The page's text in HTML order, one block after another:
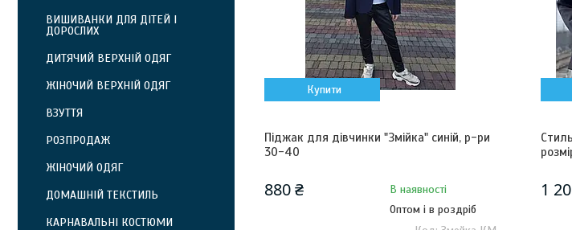
Купити
Піджак для дівчинки "Змійка" синій, р-ри
30-40
880 ₴
В наявності
Оптом і в роздріб
1
ВИШИВАНКИ ДЛЯ ДІТЕЙ І
ДОРОСЛИХ
ДИТЯЧИЙ ВЕРХНІЙ ОДЯГ
ЖІНОЧИЙ ВЕРХНІЙ ОДЯГ
ВЗУТТЯ
РОЗПРОДАЖ
ЖІНОЧИЙ ОДЯГ
ДОМАШНІЙ ТЕКСТИЛЬ
КАРНАВАЛЬНІ КОСТЮМИ